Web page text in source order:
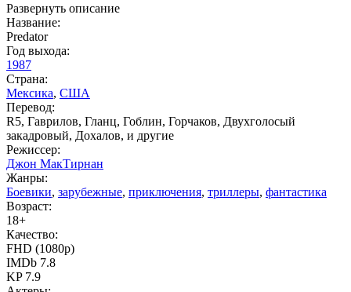
Развернуть описание
Название:
Predator
Год выхода:
1987
Страна:
Мексика, США
Перевод:
R5, Гаврилов, Гланц, Гоблин, Горчаков, Двухголосый
закадровый, Дохалов, и другие
Режиссер:
Джон МакТирнан
Жанры:
Боевики, зарубежные, приключения, триллеры, фантастика
Возраст:
18+
Качество:
FHD (1080p)
IMDb 7.8
KP 7.9